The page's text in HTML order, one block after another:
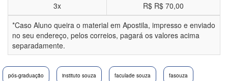
3x
R$ R$ 70,00
*Caso Aluno queira o material em Apostila, impresso e enviado
no seu endereço, pelos correios, pagará os valores acima
separadamente.
pós-graduação instituto souza faculade souza fasouza